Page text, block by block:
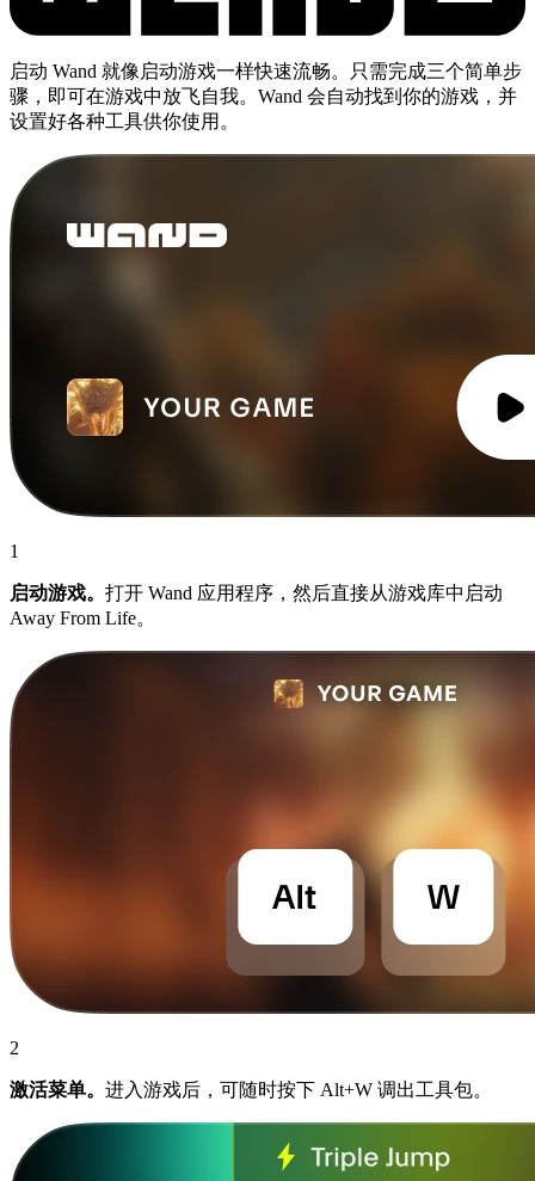
启动 Wand 就像启动游戏一样快速流畅。只需完成三个简单步
骤，即可在游戏中放飞自我。Wand 会自动找到你的游戏，并
设置好各种工具供你使用。
1
启动游戏。 打开 Wand 应用程序，然后直接从游戏库中启动
Away From Life。
2
激活菜单。 进入游戏后，可随时按下 Alt+W 调出工具包。